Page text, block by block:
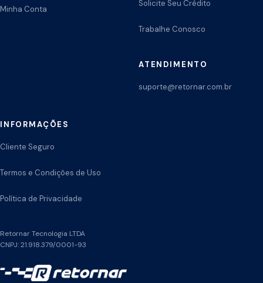
Minha Conta
Solicite Seu Crédito
Trabalhe Conosco
ATENDIMENTO
suporte@retornar.com.br
INFORMAÇÕES
Cliente Seguro
Termos e Condições de Uso
Política de Privacidade
Retornar Tecnologia LTDA
CNPJ: 21.918.379/0001-93